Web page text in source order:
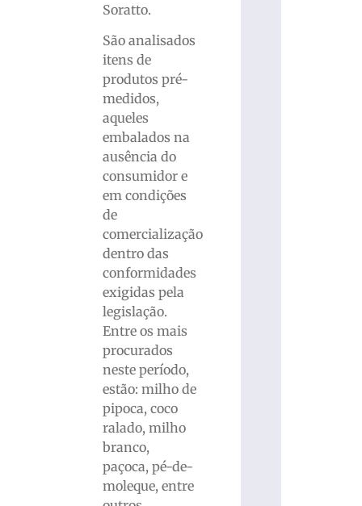
Soratto.
São analisados
itens de
produtos pré-
medidos,
aqueles
embalados na
ausência do
consumidor e
em condições
de
comercialização
dentro das
conformidades
exigidas pela
legislação.
Entre os mais
procurados
neste período,
estão: milho de
pipoca, coco
ralado, milho
branco,
paçoca, pé-de-
moleque, entre